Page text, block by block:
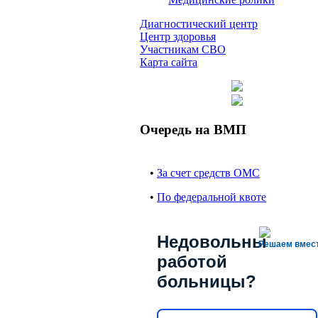
Диагностический центр
Центр здоровья
Участникам СВО
Карта сайта
Очередь на ВМП
• За счет средств ОМС
• По федеральной квоте
Решаем
Недовольны
работой
больницы?